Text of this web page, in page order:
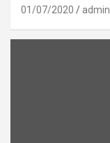
01/07/2020 admin